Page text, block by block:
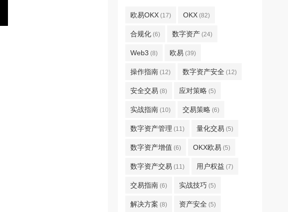
欧易OKX (17) OKX (82)
合规化 (6) 数字资产 (24)
Web3 (8) 欧易 (39)
操作指南 (12) 数字资产安全 (12)
安全交易 (8) 应对策略 (5)
实战指南 (10) 交易策略 (6)
数字资产管理 (11) 量化交易 (5)
数字资产增值 (6) OKX欧易 (5)
数字资产交易 (11) 用户权益 (7)
交易指南 (6) 实战技巧 (5)
解决方案 (8) 资产安全 (5)